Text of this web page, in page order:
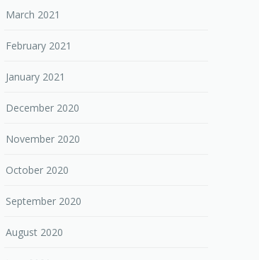
March 2021
February 2021
January 2021
December 2020
November 2020
October 2020
September 2020
August 2020